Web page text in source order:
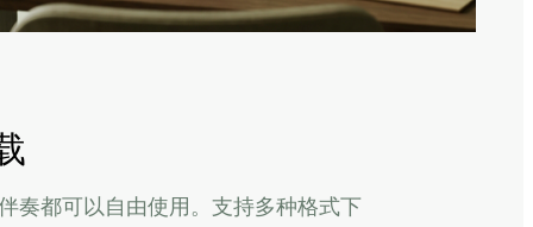
奏都可以自由使用。支持多种格式下